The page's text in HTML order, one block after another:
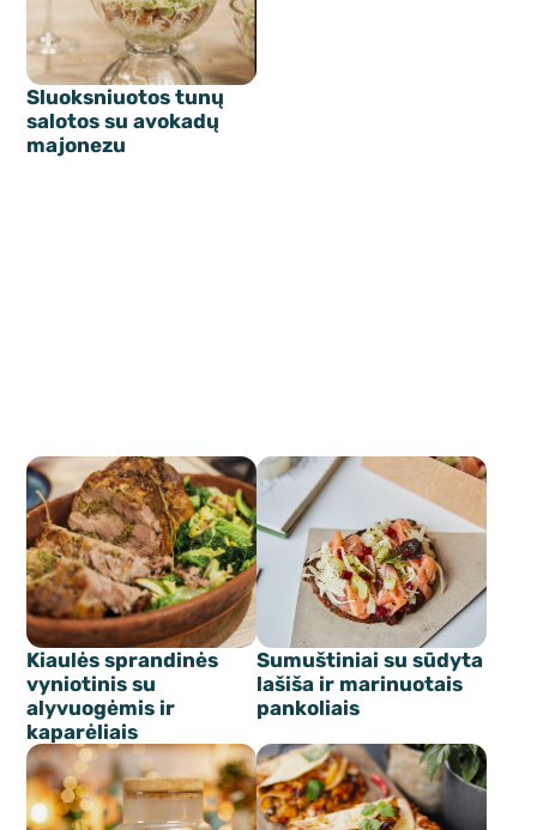
Sluoksniuotos tunų
salotos su avokadų
majonezu
Kiaulės sprandinės
vyniotinis su
alyvuogėmis ir
kaparėliais
Sumuštiniai su sūdyta
lašiša ir marinuotais
pankoliais